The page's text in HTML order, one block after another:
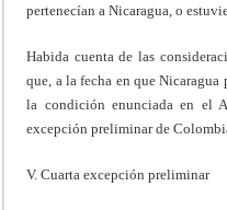
pertenecían a Nicaragua, o
Habida cuenta de las
que, a la fecha en que
la condición enunciada en el
excepción preliminar de
V. Cuarta excepción preliminar